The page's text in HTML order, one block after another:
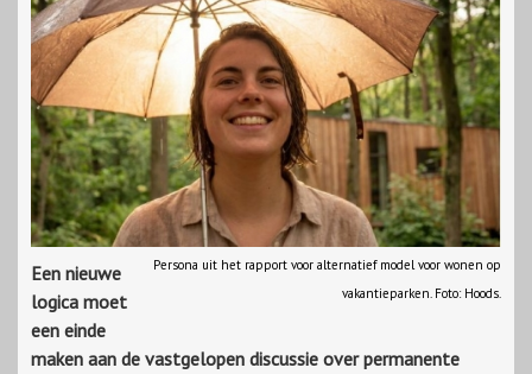
Persona uit het rapport voor alternatief model voor wonen op
vakantieparken. Foto: Hoods.
Een nieuwe
logica moet
een einde
maken aan de vastgelopen discussie over permanente